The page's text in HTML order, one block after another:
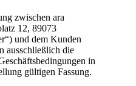
zwischenara
12, 89073
und dem Kunden
ausschließlich die
in
gültigen Fassung.